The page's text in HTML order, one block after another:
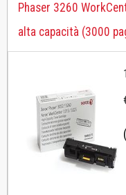
Phaser 3260
alta capacità (3000